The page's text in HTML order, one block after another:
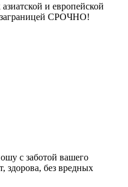
и европейской
СРОЧНО!
с заботой вашего
здорова, без вредных